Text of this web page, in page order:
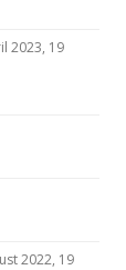
2023, 19
2022, 19